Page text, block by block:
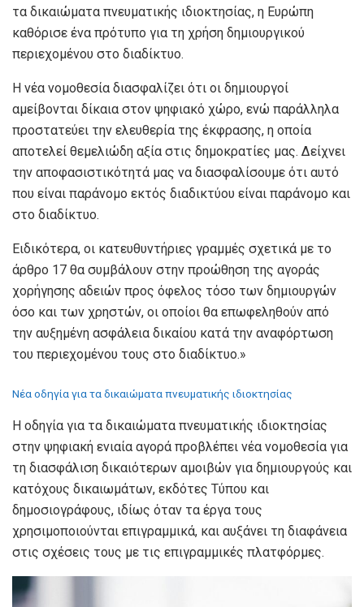
τα δικαιώματα πνευματικής ιδιοκτησίας, η Ευρώπη
καθόρισε ένα πρότυπο για τη χρήση δημιουργικού
περιεχομένου στο διαδίκτυο.
Η νέα νομοθεσία διασφαλίζει ότι οι δημιουργοί
αμείβονται δίκαια στον ψηφιακό χώρο, ενώ παράλληλα
προστατεύει την ελευθερία της έκφρασης, η οποία
αποτελεί θεμελιώδη αξία στις δημοκρατίες μας. Δείχνει
την αποφασιστικότητά μας να διασφαλίσουμε ότι αυτό
που είναι παράνομο εκτός διαδικτύου είναι παράνομο και
στο διαδίκτυο.
Ειδικότερα, οι κατευθυντήριες γραμμές σχετικά με το
άρθρο 17 θα συμβάλουν στην προώθηση της αγοράς
χορήγησης αδειών προς όφελος τόσο των δημιουργών
όσο και των χρηστών, οι οποίοι θα επωφεληθούν από
την αυξημένη ασφάλεια δικαίου κατά την αναφόρτωση
του περιεχομένου τους στο διαδίκτυο.»
Νέα οδηγία για τα δικαιώματα πνευματικής ιδιοκτησίας
Η οδηγία για τα δικαιώματα πνευματικής ιδιοκτησίας
στην ψηφιακή ενιαία αγορά προβλέπει νέα νομοθεσία για
τη διασφάλιση δικαιότερων αμοιβών για δημιουργούς και
κατόχους δικαιωμάτων, εκδότες Τύπου και
δημοσιογράφους, ιδίως όταν τα έργα τους
χρησιμοποιούνται επιγραμμικά, και αυξάνει τη διαφάνεια
στις σχέσεις τους με τις επιγραμμικές πλατφόρμες.